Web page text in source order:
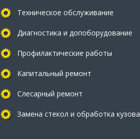
Техническое обслуживание
Диагностика и допоборудование
Профилактические работы
Капитальный ремонт
Слесарный ремонт
Замена стекол и обработка кузова